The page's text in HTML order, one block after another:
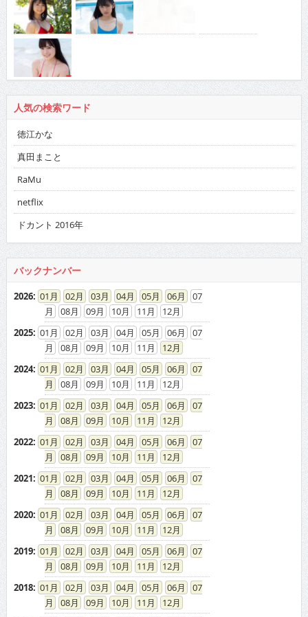
人気の検索ワード
徳江かな
真田まこと
RaMu
netflix
ドカント 2016年
バックナンバー
2026: 01 02 03 04 05 06
07
08
09 10 11
12
2025: 01 02 03 04 05 06
07
08
09 10 11
12
2024: 01 02 03 04 05 06
07
08
09 10 11
12
2023: 01 02 03 04 05 06
07
08
09 10 11
12
2022: 01 02 03 04 05 06
07
08
09 10 11
12
2021: 01 02 03 04 05 06
07
08
09 10 11
12
2020: 01 02 03 04 05 06
07
08
09 10 11
12
2019: 01 02 03 04 05 06
07
08
09 10 11
12
2018: 01 02 03 04 05 06
07
08
09 10 11
12